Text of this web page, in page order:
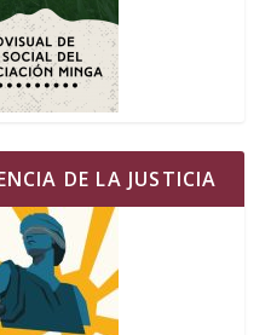
DE LA JUSTICIA